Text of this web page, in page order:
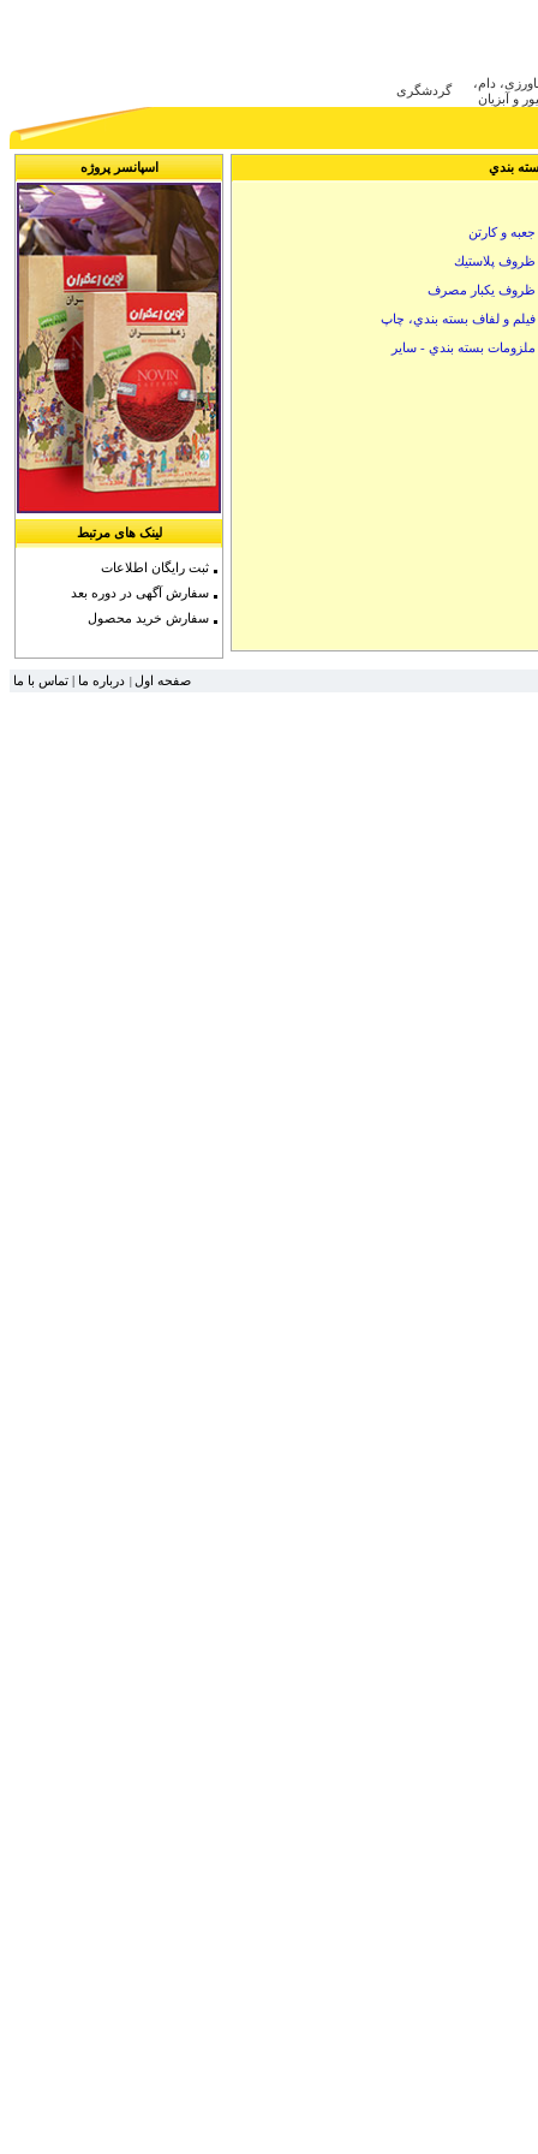
دام،
و آبزیان
گردشگری
اسپانسر پروژه
لینک های مرتبط
ثبت رایگان اطلاعات
سفارش آگهی در دوره بعد
سفارش خرید محصول
بندي
جعبه و كارتن
ظروف پلاستيك
ظروف يكبار مصرف
فيلم و لفاف بسته بندي، چاپ
ملزومات بسته بندي - ساير
صفحه اول درباره ما تماس با ما